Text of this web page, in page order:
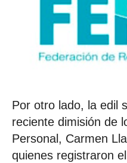
Por otro lado, la edil
reciente dimisión de
Personal, Carmen
quienes registraron